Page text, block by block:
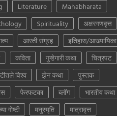
Literature
Mahabharata
Spirituality
अक्षरगणवृत्त
आरती संग्रह
इतिहास/आख्यायिका
कविता गुन्हेगारी कथा
चित्रपट
विश्व
झेन कथा
पुस्तक
फेरफटका ब्लॉग
भारतीय कथा
गोष्टी
मनुस्मृति
मात्रावृत्त